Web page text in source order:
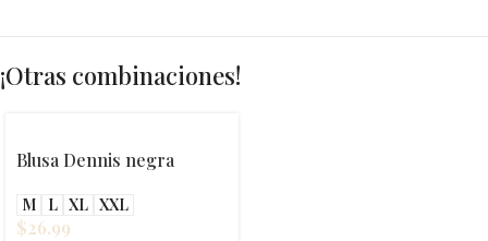
¡Otras combinaciones!
Blusa Dennis negra
M L XL XXL
$26.99